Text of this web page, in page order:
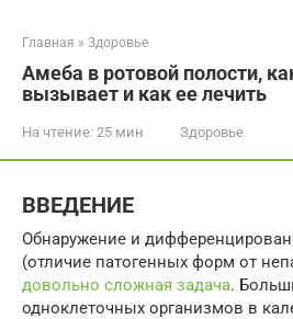
Главная » Здоровье
Амеба в ротовой полости,
вызывает и как ее лечить
На чтение: 25 мин Здоровье
ВВЕДЕНИЕ
Обнаружение и
(отличие патогенных форм от
довольно сложная задача.
одноклеточных организмов в